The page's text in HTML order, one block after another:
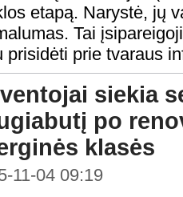
etapą. Narystė, jų
Tai
prisidėti prie tvaraus
siekia
po
klasės
11-04 09:19